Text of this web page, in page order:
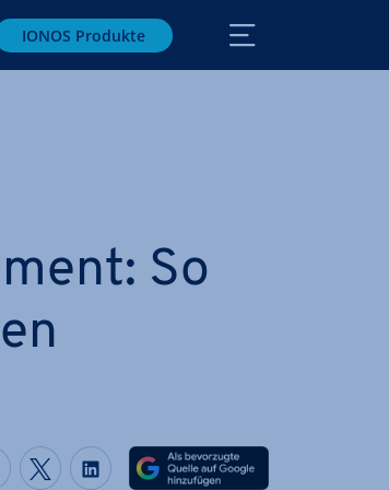
IONOS Produkte
So
Auf Facebook teilen
Auf Twitter teilen
Auf LinkedIn teilen